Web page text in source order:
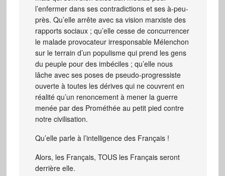
l’enfermer dans ses contradictions et ses à-peu-
près. Qu’elle arrête avec sa vision marxiste des
rapports sociaux ; qu’elle cesse de concurrencer
le malade provocateur irresponsable Mélenchon
sur le terrain d’un populisme qui prend les gens
du peuple pour des imbéciles ; qu’elle nous
lâche avec ses poses de pseudo-progressiste
ouverte à toutes les dérives qui ne couvrent en
réalité qu’un renoncement à mener la guerre
menée par des Prométhée au petit pied contre
notre civilisation.
Qu’elle parle à l’intelligence des Français !
Alors, les Français, TOUS les Français seront
derrière elle.